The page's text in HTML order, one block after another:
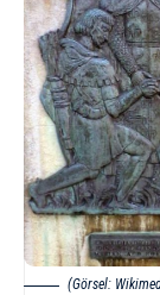
(Görsel: